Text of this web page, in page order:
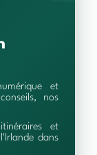
et
nos
et
dans